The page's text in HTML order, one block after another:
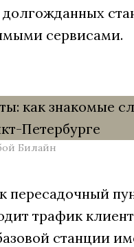
сервисами.
Билайн
пересадочный
трафик
станции